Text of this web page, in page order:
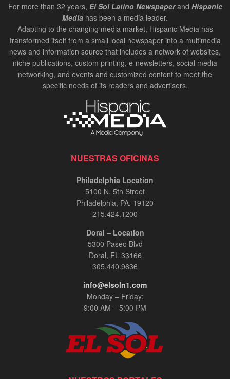
For more than 32 years, El Sol Latino Newspaperand Hispanic
Media has been a media leader.
Adapting to the changing media market, Hispanic Media has
transformed itself from a small local newspaper into a multimedia
news and information source that includes a network of websites,
niche publications, custom printing, e-newsletters, social media
networking, and events and customized content to meet the
specific needs of its readers and advertisers.
NUESTRAS OFICINAS
Philadelphia Location
5100 N. 5th Street
Philadelphia, PA. 19120
215.424.1200
Doral – Location
5300 Paseo Blvd
Doral, FL 33166
305.440.9636
info@elsoln1.com
Monday – Friday:
9:00 AM – 5:00 PM